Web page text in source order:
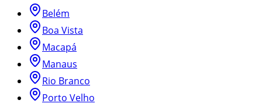
Belém
Boa Vista
Macapá
Manaus
Rio Branco
Porto Velho